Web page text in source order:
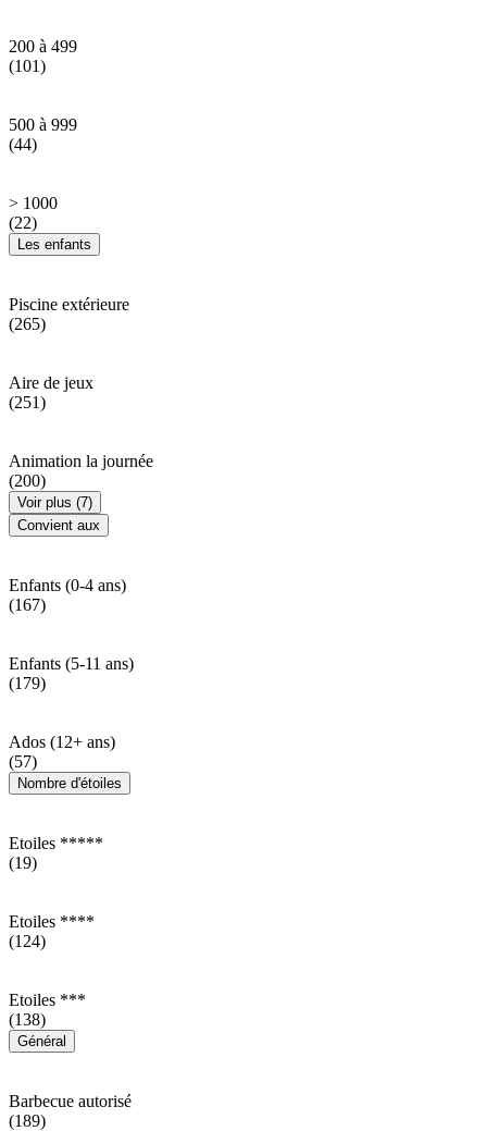
200 à 499
(101)
500 à 999
(44)
> 1000
(22)
Les enfants
Piscine extérieure
(265)
Aire de jeux
(251)
Animation la journée
(200)
Voir plus (7)
Convient aux
Enfants (0-4 ans)
(167)
Enfants (5-11 ans)
(179)
Ados (12+ ans)
(57)
Nombre d'étoiles
Etoiles *****
(19)
Etoiles ****
(124)
Etoiles ***
(138)
Général
Barbecue autorisé
(189)